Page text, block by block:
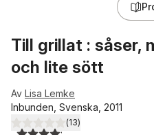
Till grillat : såser,
och lite sött
Av Lisa Lemke
Inbunden, Svenska, 2011
4,1utav 5 stjärnor. Totalt antal
(13)